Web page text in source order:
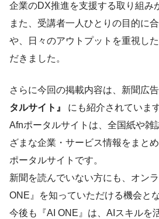
企業のDX推進を支援する取り組み
また、受講者一人ひとりの目的に
や、日々のアウトプットを重視し
だきました。
さらに今回の掲載内容は、新聞広
タルサイト 』
にも紹介されています
Afnポータルサイトは、全国紙や雑
ざまな企業・サービス情報をまと
ポータルサイトです。
新聞を読んでいない方にも、オン
ONE』を知っていただける機会と
今後も『AI ONE』は、AIスキルを